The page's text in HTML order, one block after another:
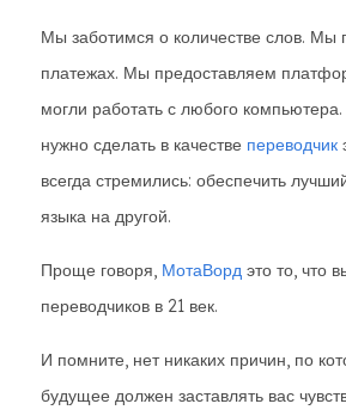
Мы заботимся о количестве слов. Мы
платежах. Мы предоставляем
могли работать с любого
нужно сделать в качестве переводчик
всегда стремились: обеспечить
языка на другой.
Проще говоря, МотаВорд это то, что
переводчиков в 21 век.
И помните, нет никаких причин, по
будущее должен заставлять вас